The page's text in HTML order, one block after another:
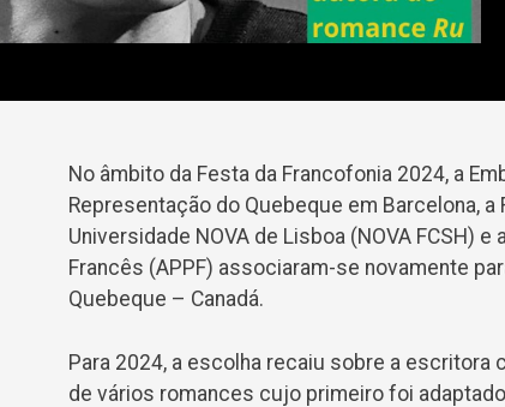
No âmbito da Festa da Francofonia 2024, a
Representação do Quebeque em Barcelona,
Universidade NOVA de Lisboa (NOVA FCSH)
Francês (APPF) associaram-se novamente
Quebeque – Canadá.
Para 2024, a escolha recaiu sobre a escritora
de vários romances cujo primeiro foi